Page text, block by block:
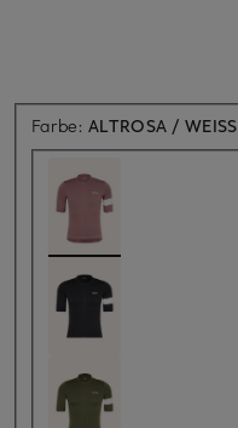
Farbe:ALTROSA / WEISS